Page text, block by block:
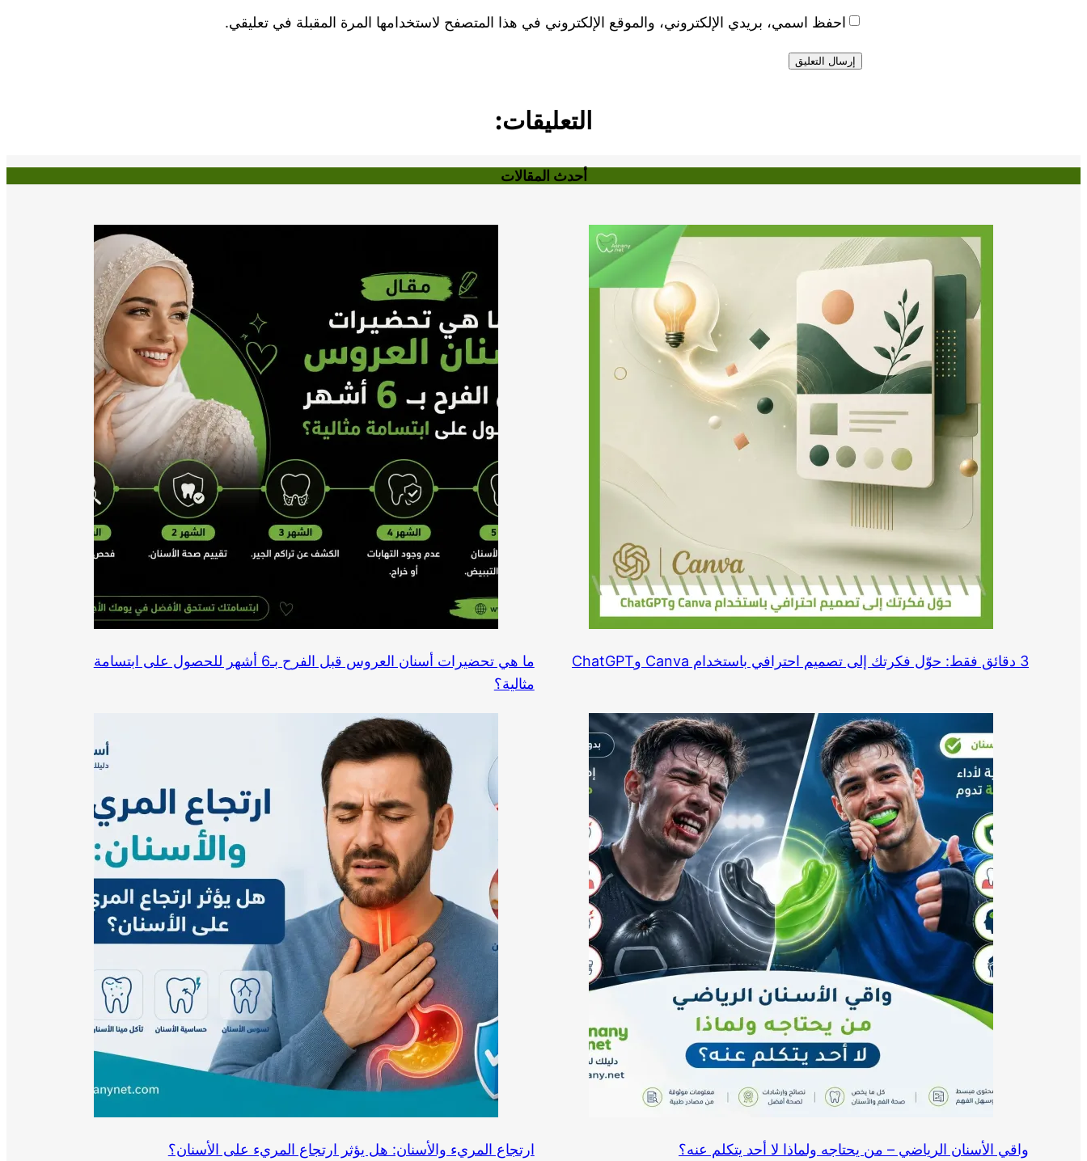
احفظ اسمي، بريدي الإلكتروني، والموقع الإلكتروني في هذا المتصفح لاستخدامها المرة المقبلة في تعليقي.
التعليقات:
أحدث المقالات
3 دقائق فقط: حوّل فكرتك إلى تصميم احترافي باستخدام Canva وChatGPT
ما هي تحضيرات أسنان العروس قبل الفرح بـ6 أشهر للحصول على ابتسامة
مثالية؟
واقي الأسنان الرياضي – من يحتاجه ولماذا لا أحد يتكلم عنه؟ ارتجاع المريء والأسنان: هل يؤثر ارتجاع المريء على الأسنان؟